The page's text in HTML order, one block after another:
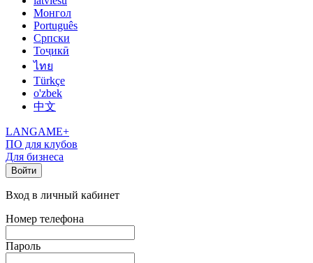
Монгол
Português
Српски
Тоҷикӣ
ไทย
Türkçe
o'zbek
中文
LANGAME+
ПО для клубов
Для бизнеса
Войти
Вход в личный кабинет
Номер телефона
Пароль